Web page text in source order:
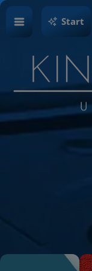
Start